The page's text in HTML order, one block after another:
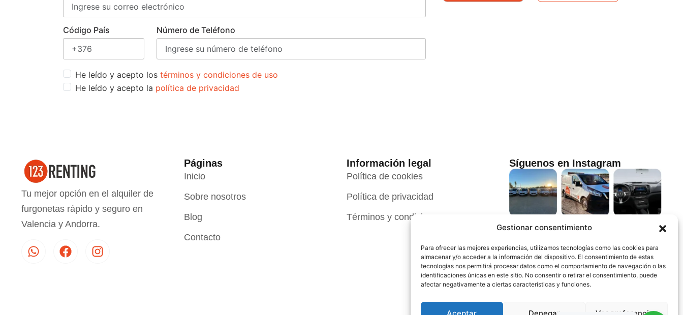
Gestionar consentimiento
Para ofrecer las mejores experiencias, utilizamos tecnologías como las cookies para
almacenar y/o acceder a la información del dispositivo. El consentimiento de estas
tecnologías nos permitirá procesar datos como el comportamiento de navegación o las
identificaciones únicas en este sitio. No consentir o retirar el consentimiento, puede
afectar negativamente a ciertas características y funciones.
Aceptar Denegar Ver preferencias
Código País Número de Teléfono
He leído y acepto los términos y condiciones de uso
He leído y acepto la política de privacidad
Tu mejor opción en el alquiler de
furgonetas rápido y seguro en
Valencia y Andorra.
Páginas
Inicio
Sobre nosotros
Blog
Contacto
Información legal
Política de cookies
Política de privacidad
Términos y condiciones
Síguenos en Instagram